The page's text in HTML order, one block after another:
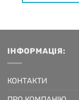
ІНФОРМАЦІЯ:
КОНТАКТИ